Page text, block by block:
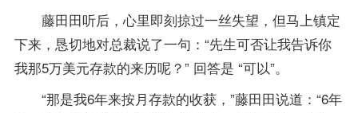
藤田田听后，心里即刻掠过一丝失望，但马上镇定
下来，恳切地对总裁说了一句：“先生可否让我告诉你
我那5万美元存款的来历呢？” 回答是 “可以”。
“那是我6年来按月存款的收获，”藤田田说道：“6年